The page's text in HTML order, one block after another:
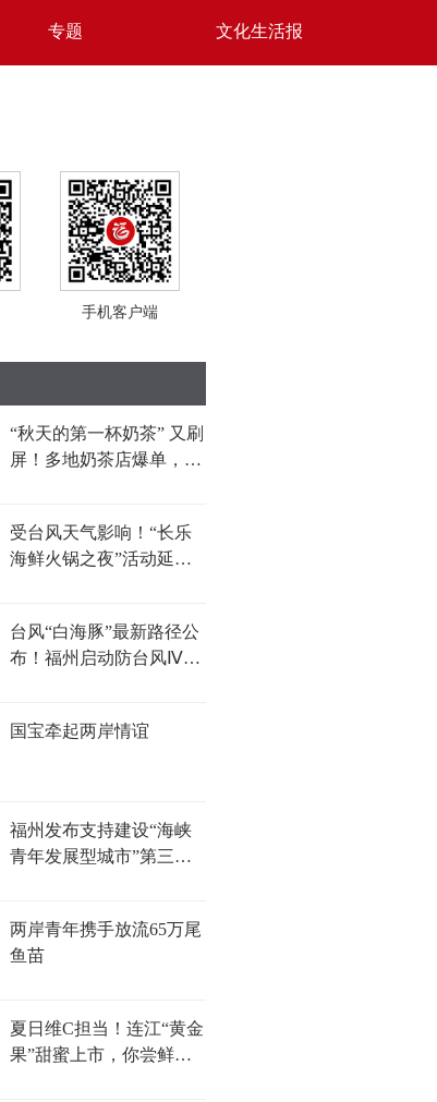
专题 文化生活报
手机客户端
“秋天的第一杯奶茶” 又刷
屏！多地奶茶店爆单，福
受台风天气影响！“长乐
海鲜火锅之夜”活动延期
台风“白海豚”最新路径公
布！福州启动防台风Ⅳ级
国宝牵起两岸情谊
福州发布支持建设“海峡
青年发展型城市”第三批
两岸青年携手放流65万尾
鱼苗
夏日维C担当！连江“黄金
果”甜蜜上市，你尝鲜了